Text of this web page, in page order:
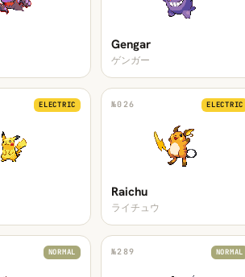
Gengar
ゲンガー
ELECTRIC №026 ELECTRIC
Raichu
ライチュウ
NORMAL №289 NORMAL